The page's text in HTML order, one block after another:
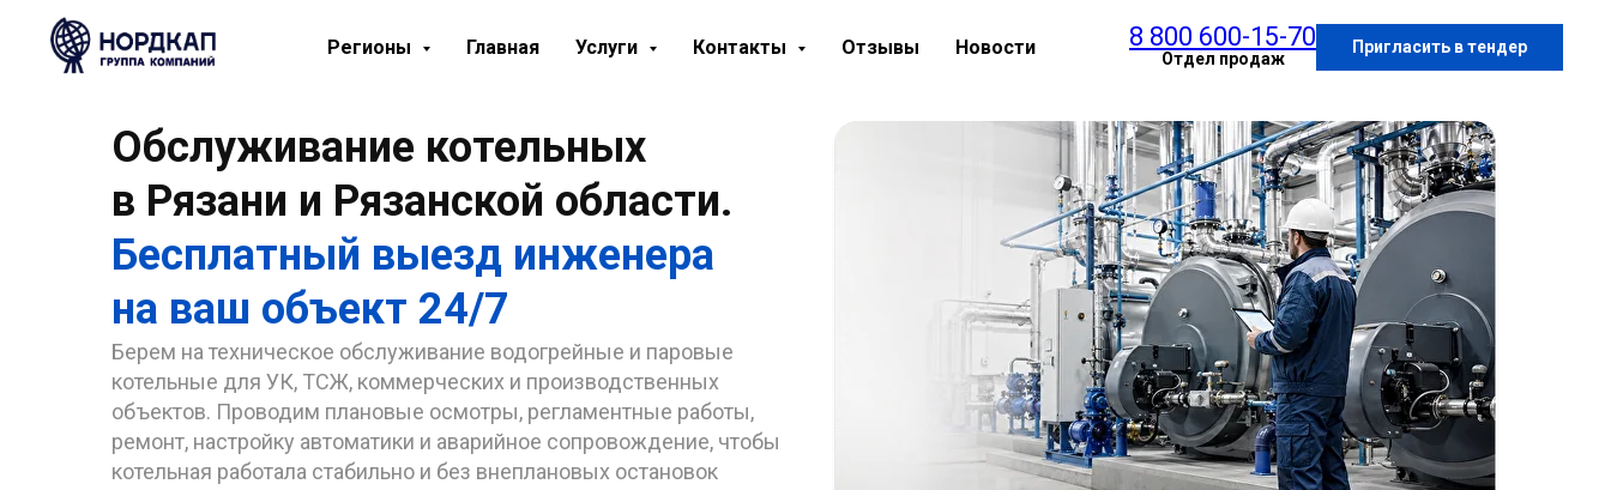
Регионы Главная Услуги Контакты Отзывы Новости 8 800 600-15-70
Отдел продаж
Пригласить в тендер
Обслуживание котельных
в Рязани и Рязанской области.
Бесплатный выезд инженера
на ваш объект 24/7
Берем на техническое обслуживание водогрейные и паровые
котельные для УК, ТСЖ, коммерческих и производственных
объектов. Проводим плановые осмотры, регламентные работы,
ремонт, настройку автоматики и аварийное сопровождение, чтобы
котельная работала стабильно и без внеплановых остановок